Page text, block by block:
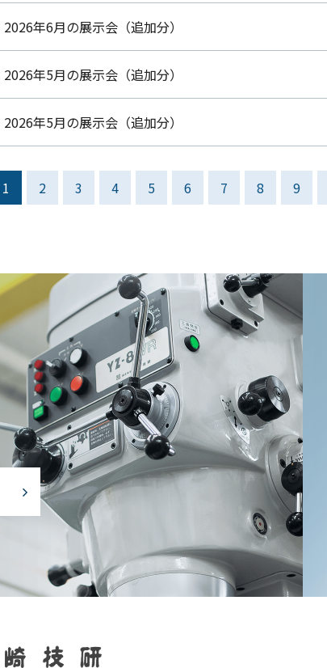
2026年6月の展示会（追加分）
2026年5月の展示会（追加分）
2026年5月の展示会（追加分）
1 2 3 4 5 6 7 8 9